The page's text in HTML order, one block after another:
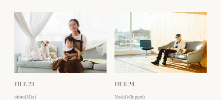
FILE 23.
oimo(Mix)
FILE 24.
Noah(Whippet)